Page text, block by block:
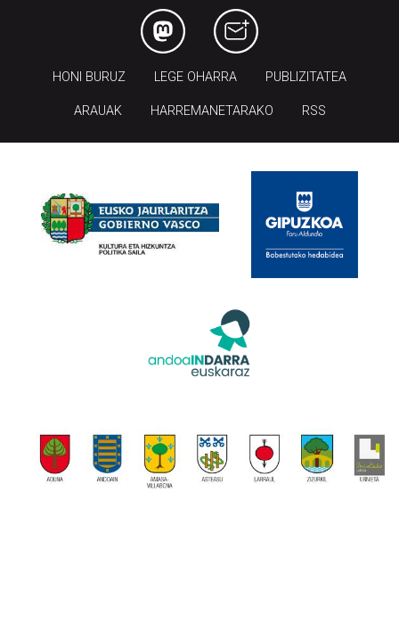
HONI BURUZ LEGE OHARRA PUBLIZITATEA
ARAUAK HARREMANETARAKO RSS